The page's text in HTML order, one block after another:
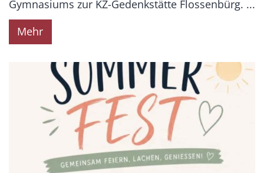
Gymnasiums zur KZ-Gedenkstätte Flossenbürg. ...
Mehr